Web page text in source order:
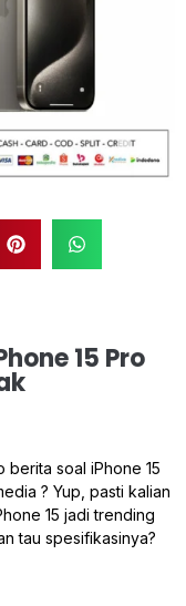
15 Pro
berita soal iPhone 15
? Yup, pasti kalian
15 jadi trending
tau spesifikasinya?